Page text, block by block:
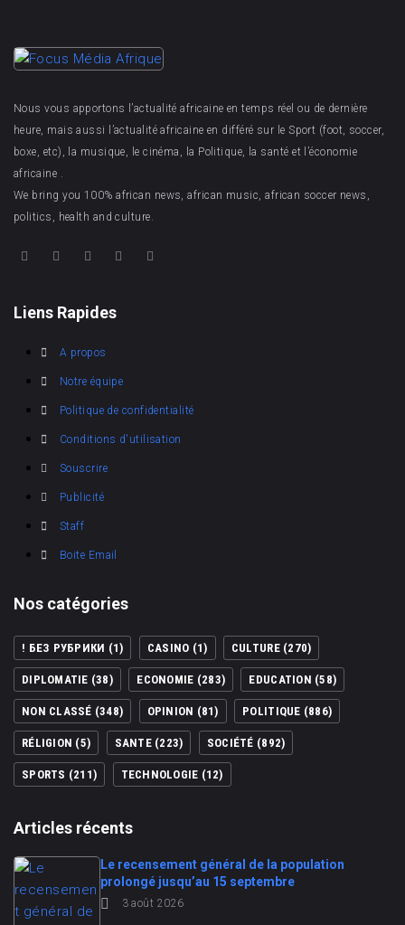
Nous vous apportons l’actualité africaine en temps réel ou de dernière
heure, mais aussi l’actualité africaine en différé sur le Sport (foot, soccer,
boxe, etc), la musique, le cinéma, la Politique, la santé et l’économie
africaine .
We bring you 100% african news, african music, african soccer news,
politics, health and culture.
Liens Rapides
A propos
Notre équipe
Politique de confidentialité
Conditions d'utilisation
Souscrire
Publicité
Staff
Boite Email
Nos catégories
! БЕЗ РУБРИКИ (1) CASINO (1) CULTURE(270)
DIPLOMATIE (38) ECONOMIE (283) EDUCATION (58)
NON CLASSÉ (348) OPINION (81) POLITIQUE (886)
RÉLIGION (5) SANTE(223) SOCIÉTÉ (892)
SPORTS (211) TECHNOLOGIE (12)
Articles récents
Le recensement général de la population
prolongé jusqu’au 15 septembre
3 août 2026